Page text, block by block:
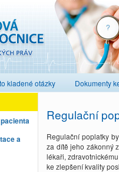
kladené otázky Dokumenty
a
Regulační
Regulační poplatky
za dítě jeho zákonný
lékaři,
ke zlepšení kvality